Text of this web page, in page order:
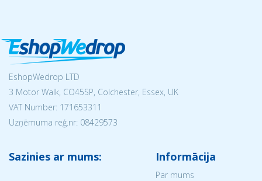
EshopWedrop LTD
3 Motor Walk, CO45SP, Colchester, Essex, UK
VAT Number: 171653311
Uzņēmuma reģ.nr: 08429573
Sazinies ar mums: Informācija
Par mums